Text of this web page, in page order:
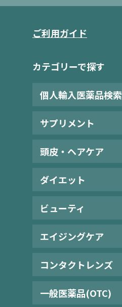
ご利用ガイド
カテゴリーで探す
個人輸入医薬品検索
サプリメント
頭皮・ヘアケア
ダイエット
ビューティ
エイジングケア
コンタクトレンズ
一般医薬品(OTC)